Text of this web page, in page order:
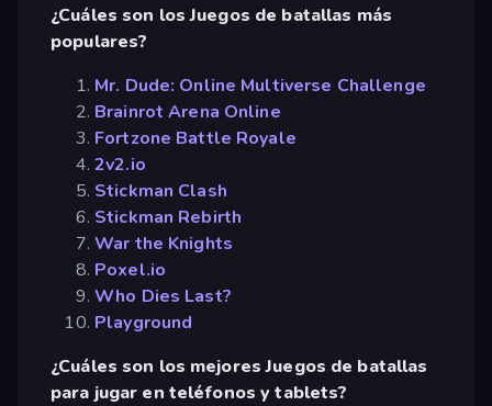
¿Cuáles son los Juegos de batallas más
populares?
Mr. Dude: Online Multiverse Challenge
Brainrot Arena Online
Fortzone Battle Royale
2v2.io
Stickman Clash
Stickman Rebirth
War the Knights
Poxel.io
Who Dies Last?
Playground
¿Cuáles son los mejores Juegos de batallas
para jugar en teléfonos y tablets?